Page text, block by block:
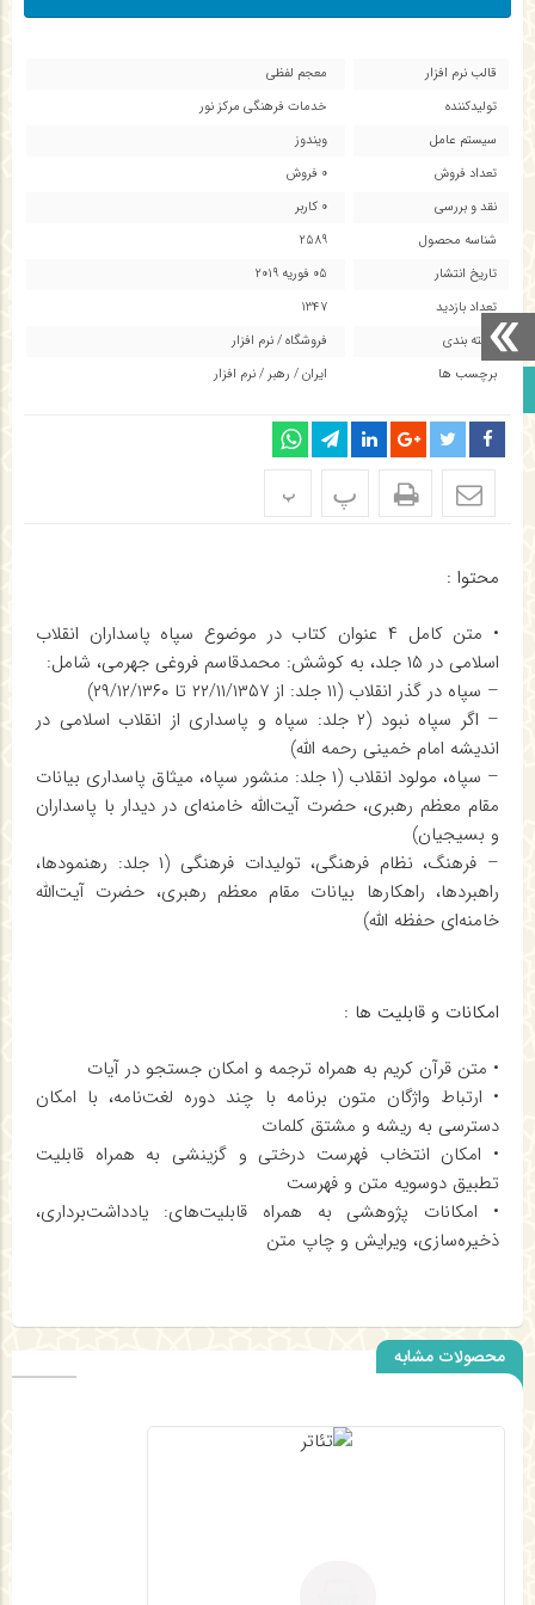
برو بالا
قالب نرم افزار
معجم لفظي
تولیدکننده
خدمات فرهنگي مرکز نور
سیستم عامل
ويندوز
تعداد فروش
0 فروش
نقد و بررسی
0 کاربر
شناسه محصول
2589
تاریخ انتشار
05 فوریه 2019
تعداد بازدید
1347
دسته بندی
فروشگاه/نرم افزار
برچسب ها
ایران/ رهبر /نرم افزار
پ پ
محتوا :
• متن كامل ۴ عنوان کتاب در موضوع سپاه پاسداران انقلاب
اسلامی در ۱۵ جلد، به کوشش: محمدقاسم فروغی جهرمی، شامل:
– سپاه در گذر انقلاب (۱۱ جلد: از ۲۲/۱۱/۱۳۵۷ تا ۲۹/۱۲/۱۳۶۰)
– اگر سپاه نبود (۲ جلد: سپاه و پاسداری از انقلاب اسلامی در
اندیشه امام خمینی رحمه الله)
– سپاه، مولود انقلاب (۱ جلد: منشور سپاه، میثاق پاسداری بیانات
مقام معظم رهبری، حضرت آیت‌الله خامنه‌ای در دیدار با پاسداران
و بسیجیان)
– فرهنگ، نظام فرهنگی، تولیدات فرهنگی (۱ جلد: رهنمودها،
راهبردها، راهکارها بیانات مقام معظم رهبری، حضرت آیت‌الله
خامنه‌ای حفظه الله)
امکانات و قابلیت ها :
• متن قرآن كریم به همراه ترجمه و امكان جستجو در آیات
• ارتباط واژگان متون برنامه با چند دوره لغت‌نامه، با امکان
دسترسی به ریشه و مشتق کلمات
• امكان انتخاب فهرست درختی و گزینشی به همراه قابلیت
تطبیق دوسویه متن و فهرست
• امكانات پژوهشی به همراه قابلیت‌های: یادداشت‌برداری،
ذخیره‌سازی، ویرایش و چاپ متن
محصولات مشابه